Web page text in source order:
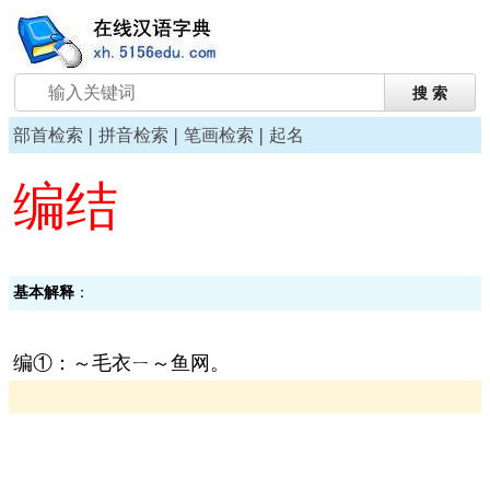
部首检索 | 拼音检索 | 笔画检索 | 起名
编结
基本解释 ：
编①：～毛衣ㄧ～鱼网。